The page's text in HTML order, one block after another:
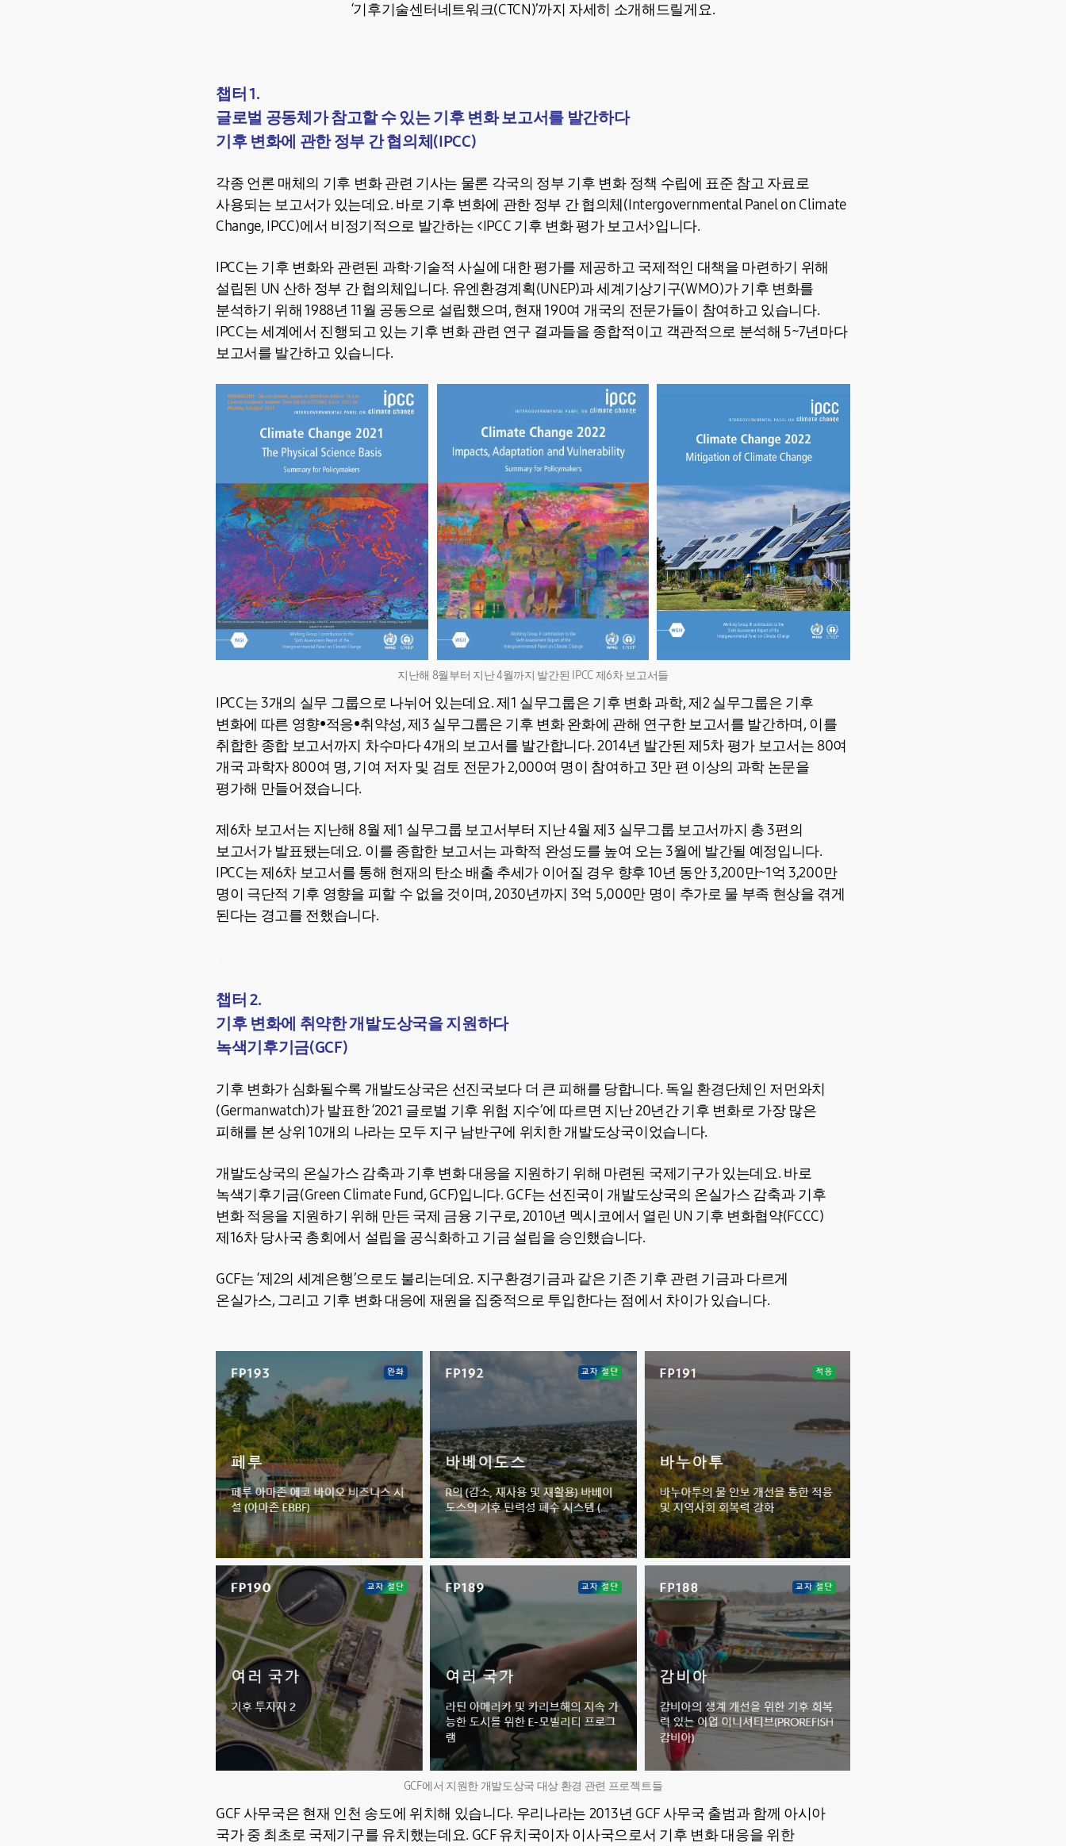
‘기후기술센터네트워크(CTCN)’까지 자세히 소개해드릴게요.
챕터 1.
글로벌 공동체가 참고할 수 있는 기후 변화 보고서를 발간하다
기후 변화에 관한 정부 간 협의체(IPCC)
각종 언론 매체의 기후 변화 관련 기사는 물론 각국의 정부 기후 변화 정책 수립에 표준 참고 자료로
사용되는 보고서가 있는데요. 바로 기후 변화에 관한 정부 간 협의체(Intergovernmental Panel on Climate
Change, IPCC)에서 비정기적으로 발간하는 <IPCC 기후 변화 평가 보고서>입니다.
IPCC는 기후 변화와 관련된 과학·기술적 사실에 대한 평가를 제공하고 국제적인 대책을 마련하기 위해
설립된 UN 산하 정부 간 협의체입니다. 유엔환경계획(UNEP)과 세계기상기구(WMO)가 기후 변화를
분석하기 위해 1988년 11월 공동으로 설립했으며, 현재 190여 개국의 전문가들이 참여하고 있습니다.
IPCC는 세계에서 진행되고 있는 기후 변화 관련 연구 결과들을 종합적이고 객관적으로 분석해 5~7년마다
보고서를 발간하고 있습니다.
지난해 8월부터 지난 4월까지 발간된 IPCC 제6차 보고서들
IPCC는 3개의 실무 그룹으로 나뉘어 있는데요. 제1 실무그룹은 기후 변화 과학, 제2 실무그룹은 기후
변화에 따른 영향•적응•취약성, 제3 실무그룹은 기후 변화 완화에 관해 연구한 보고서를 발간하며, 이를
취합한 종합 보고서까지 차수마다 4개의 보고서를 발간합니다. 2014년 발간된 제5차 평가 보고서는 80여
개국 과학자 800여 명, 기여 저자 및 검토 전문가 2,000여 명이 참여하고 3만 편 이상의 과학 논문을
평가해 만들어졌습니다.
제6차 보고서는 지난해 8월 제1 실무그룹 보고서부터 지난 4월 제3 실무그룹 보고서까지 총 3편의
보고서가 발표됐는데요. 이를 종합한 보고서는 과학적 완성도를 높여 오는 3월에 발간될 예정입니다.
IPCC는 제6차 보고서를 통해 현재의 탄소 배출 추세가 이어질 경우 향후 10년 동안 3,200만~1억 3,200만
명이 극단적 기후 영향을 피할 수 없을 것이며, 2030년까지 3억 5,000만 명이 추가로 물 부족 현상을 겪게
된다는 경고를 전했습니다.
챕터 2.
기후 변화에 취약한 개발도상국을 지원하다
녹색기후기금(GCF)
기후 변화가 심화될수록 개발도상국은 선진국보다 더 큰 피해를 당합니다. 독일 환경단체인 저먼와치
(Germanwatch)가 발표한 ‘2021 글로벌 기후 위험 지수’에 따르면 지난 20년간 기후 변화로 가장 많은
피해를 본 상위 10개의 나라는 모두 지구 남반구에 위치한 개발도상국이었습니다.
개발도상국의 온실가스 감축과 기후 변화 대응을 지원하기 위해 마련된 국제기구가 있는데요. 바로
녹색기후기금(Green Climate Fund, GCF)입니다. GCF는 선진국이 개발도상국의 온실가스 감축과 기후
변화 적응을 지원하기 위해 만든 국제 금융 기구로, 2010년 멕시코에서 열린 UN 기후 변화협약(FCCC)
제16차 당사국 총회에서 설립을 공식화하고 기금 설립을 승인했습니다.
GCF는 ‘제2의 세계은행’으로도 불리는데요. 지구환경기금과 같은 기존 기후 관련 기금과 다르게
온실가스, 그리고 기후 변화 대응에 재원을 집중적으로 투입한다는 점에서 차이가 있습니다.
GCF에서 지원한 개발도상국 대상 환경 관련 프로젝트들
GCF 사무국은 현재 인천 송도에 위치해 있습니다. 우리나라는 2013년 GCF 사무국 출범과 함께 아시아
국가 중 최초로 국제기구를 유치했는데요. GCF 유치국이자 이사국으로서 기후 변화 대응을 위한